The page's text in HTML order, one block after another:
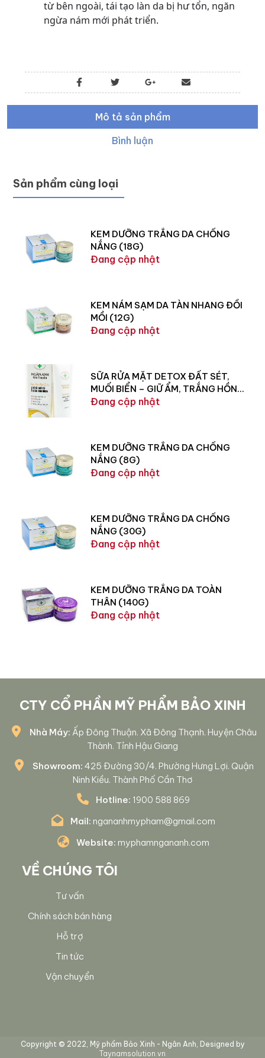
từ bên ngoài, tái tạo làn da bị hư tổn, ngăn
ngừa nám mới phát triển.
Mô tả sản phẩm
Bình luận
Sản phẩm cùng loại
KEM DƯỠNG TRẮNG DA CHỐNG
NẮNG (18G)
Đang cập nhật
KEM NÁM SẠM DA TÀN NHANG ĐỒI
MỒI (12G)
Đang cập nhật
SỮA RỬA MẶT DETOX ĐẤT SÉT,
MUỐI BIỂN – GIỮ ẨM, TRẮNG HỒNG
DA (100G)
Đang cập nhật
KEM DƯỠNG TRẮNG DA CHỐNG
NẮNG (8G)
Đang cập nhật
KEM DƯỠNG TRẮNG DA CHỐNG
NẮNG (30G)
Đang cập nhật
KEM DƯỠNG TRẮNG DA TOÀN
THÂN (140G)
Đang cập nhật
CTY CỔ PHẦN MỸ PHẨM BẢO XINH
Nhà Máy: Ấp Đông Thuận. Xã Đông Thạnh. Huyện Châu
Thành. Tỉnh Hậu Giang
Showroom: 425 Đường 30/4. Phường Hưng Lợi. Quận
Ninh Kiều. Thành Phố Cần Thơ
Hotline: 1900 588 869
Mail: ngananhmypham@gmail.com
Website: myphamngananh.com
VỀ CHÚNG TÔI
Tư vấn
Chính sách bán hàng
Hỗ trợ
Tin tức
Vận chuyển
Copyright © 2022, Mỹ phẩm Bảo Xinh - Ngân Anh, Designed by
Taynamsolution.vn